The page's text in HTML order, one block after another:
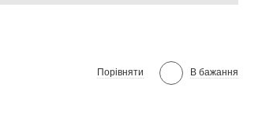
Порівняти В бажання